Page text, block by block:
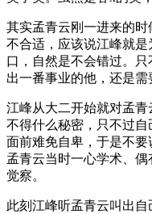
其实孟青云刚一进来的
不合适，应该说江峰就
口，自然是不会错过。
出一番事业的他，还是需
江峰从大二开始就对孟
不得什么秘密，只不过
面前难免自卑，于是不要
孟青云当时一心学术、
觉察。
此刻江峰听孟青云叫出